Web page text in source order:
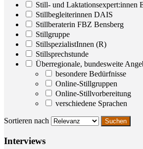
Still- und Laktationsexpert:innen
Stillbegleiterinnen DAIS
Stillberaterin FBZ Bensberg
Stillgruppe
StillspezialistInnen (R)
Stillsprechstunde
Überregionale, bundesweite
besondere Bedürfnisse
Online-Stillgruppen
Online-Stillvorbereitung
verschiedene Sprachen
Sortieren nach
Inter­views